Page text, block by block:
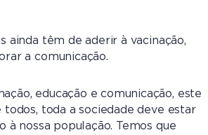
ainda têm de aderir à vacinação,
a comunicação.
educação e comunicação, este
toda a sociedade deve estar
à nossa população. Temos que